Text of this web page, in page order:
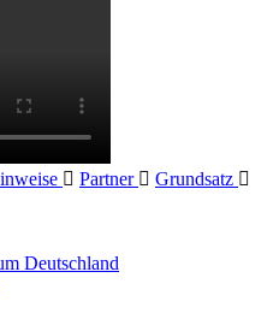
Partner
Grundsatz
Deutschland